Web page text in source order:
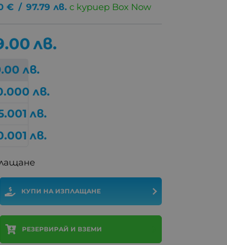
€ / 97.79 лв. с куриер Box Now
лв.
лв.
лв.
лв.
лв.
КУПИ НА ИЗПЛАЩАНЕ
РЕЗЕРВИРАЙ И ВЗЕМИ